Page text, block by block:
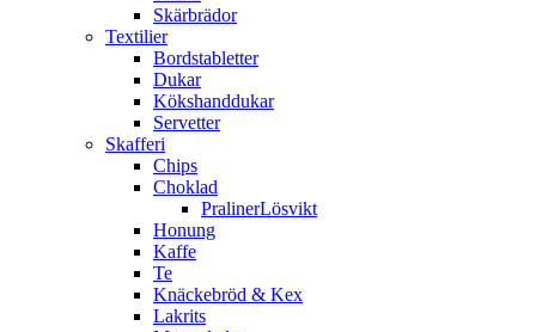
Skärbrädor
Textilier
Bordstabletter
Dukar
Kökshanddukar
Servetter
Skafferi
Chips
Choklad
PralinerLösvikt
Honung
Kaffe
Te
Knäckebröd & Kex
Lakrits